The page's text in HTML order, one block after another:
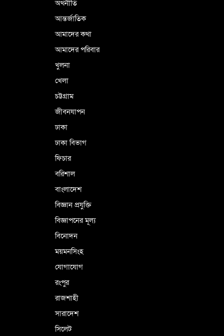
অর্থনীতি
আন্তর্জাতিক
আমাদের কথা
আমাদের পরিবার
খুলনা
খেলা
চট্টগ্রাম
জীবনযাপন
ঢাকা
ঢাকা বিভাগ
ফিচার
বরিশাল
বাংলাদেশ
বিজ্ঞান প্রযুক্তি
বিজ্ঞাপনের মূল্য
বিনোদন
ময়মনসিংহ
যোগাযোগ
রংপুর
রাজশাহী
সারাদেশ
সিলেট